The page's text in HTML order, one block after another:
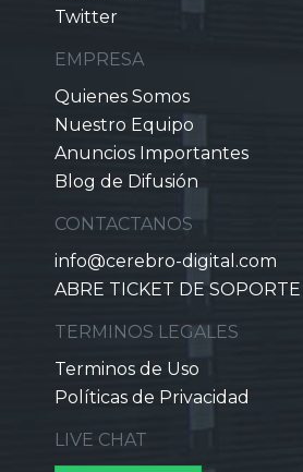
Twitter
EMPRESA
Quienes Somos
Nuestro Equipo
Anuncios Importantes
Blog de Difusión
CONTACTANOS
info@cerebro-digital.com
ABRE TICKET DE SOPORTE
TERMINOS LEGALES
Terminos de Uso
Políticas de Privacidad
LIVE CHAT